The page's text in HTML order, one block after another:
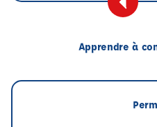
Apprendre à